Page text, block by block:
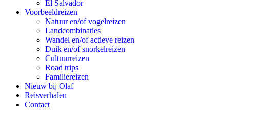
El Salvador
Voorbeeldreizen
Natuur en/of vogelreizen
Landcombinaties
Wandel en/of actieve reizen
Duik en/of snorkelreizen
Cultuurreizen
Road trips
Familiereizen
Nieuw bij Olaf
Reisverhalen
Contact